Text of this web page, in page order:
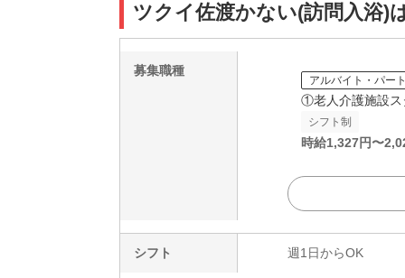
ツクイ佐渡かない(訪問入浴)
募集職種
アルバイト・パー
①老人介護施設ス
シフト制
時給1,327円〜
シフト 週1日からOK